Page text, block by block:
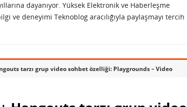
dayanıyor. Yüksek Elektronik ve Haberleşme
ve deneyimi Teknoblog aracılığıyla paylaşmayı tercih
tarzı grup video sohbet özelliği: Playgrounds – Video